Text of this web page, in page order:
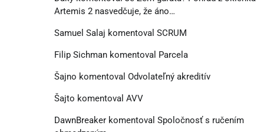
Artemis 2 nasvedčuje, že áno…
Samuel Salaj komentoval SCRUM
Filip Sichmankomentoval Parcela
Šajno komentoval Odvolateľný akreditív
Šajto komentoval AVV
DawnBreakerkomentoval Spoločnosť s ručením